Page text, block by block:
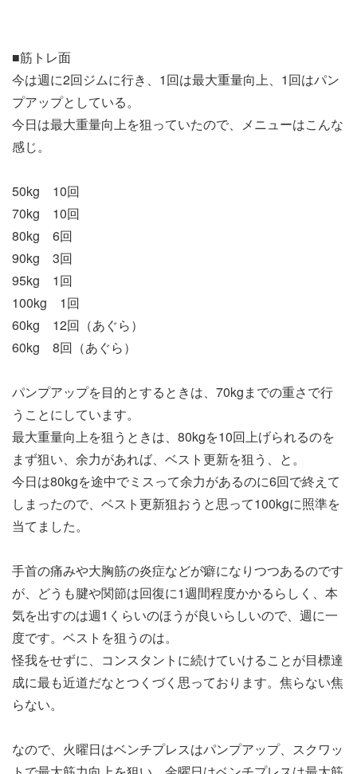
■筋トレ面
今は週に2回ジムに行き、1回は最大重量向上、1回はパン
プアップとしている。
今日は最大重量向上を狙っていたので、メニューはこんな
感じ。
50kg 10回
70kg 10回
80kg 6回
90kg 3回
95kg 1回
100kg 1回
60kg 12回（あぐら）
60kg 8回（あぐら）
パンプアップを目的とするときは、70kgまでの重さで行
うことにしています。
最大重量向上を狙うときは、80kgを10回上げられるのを
まず狙い、余力があれば、ベスト更新を狙う、と。
今日は80kgを途中でミスって余力があるのに6回で終えて
しまったので、ベスト更新狙おうと思って100kgに照準を
当てました。
手首の痛みや大胸筋の炎症などが癖になりつつあるのです
が、どうも腱や関節は回復に1週間程度かかるらしく、本
気を出すのは週1くらいのほうが良いらしいので、週に一
度です。ベストを狙うのは。
怪我をせずに、コンスタントに続けていけることが目標達
成に最も近道だなとつくづく思っております。焦らない焦
らない。
なので、火曜日はベンチプレスはパンプアップ、スクワッ